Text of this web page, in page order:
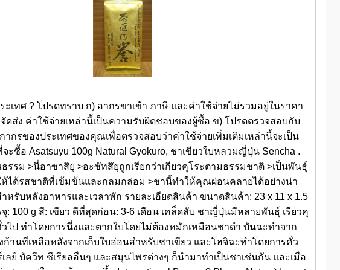
ะเทศ ? โปรดทราบ ก) อากรขาเข้า ภาษี และค่าใช้จ่ายไม่รวมอยู่ในราคา
ดส่ง ค่าใช้จ่ายเหล่านี้เป็นความรับผิดชอบของผู้ซื้อ ข) โปรดตรวจสอบกับ
ากรของประเทศของคุณเพื่อตรวจสอบว่าค่าใช้จ่ายเพิ่มเติมเหล่านี้จะเป็น
ะซื้อ Asatsuyu 100g Natural Gyokuro, ชาเขียวใบหลวมญี่ปุ่น Sencha .
รม >นี่อาซาสึยุ >อะซัทสึยุถูกเรียกว่าเกียวคุโระตามธรรมชาติ >เป็นพันธุ์
ห้ได้รสชาติที่เข้มข้นและกลมกล่อม >ชานี้ทำให้คุณผ่อนคลายได้อย่างน่า
หรับหลังอาหารและเวลาพัก รายละเอียดสินค้า ขนาดสินค้า: 23 x 11 x 1.5
: 100 g สี: เขียว ดีที่สุดก่อน: 3-6 เดือน เคล็ดลับ ชาญี่ปุ่นมีหลายพันธุ์ เรียวคุ
วไป ทำโดยการนึ่งและตากใบโดยไม่ต้องหมักเหมือนชาดำ บันฉะทำจาก
ก้านที่เหลือหลังจากเก็บใบอ่อนสำหรับชาเขียว และโฮจิฉะทำโดยการคั่ว
ลย์ บัควีท ซีเรียลอื่นๆ และสมุนไพรต่างๆ ก็นำมาทำเป็นชาเช่นกัน และเมื่อ